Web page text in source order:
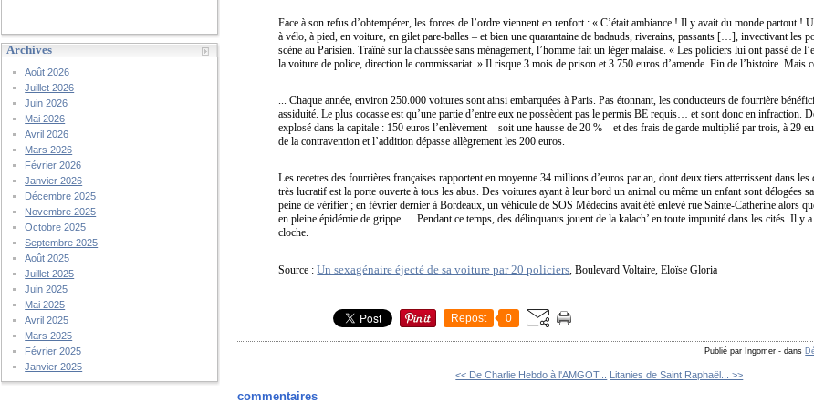
Archives
Août 2026
Juillet 2026
Juin 2026
Mai 2026
Avril 2026
Mars 2026
Février 2026
Janvier 2026
Décembre 2025
Novembre 2025
Octobre 2025
Septembre 2025
Août 2025
Juillet 2025
Juin 2025
Mai 2025
Avril 2025
Mars 2025
Février 2025
Janvier 2025
Face à son refus d’obtempérer, les forces de l’ordre viennent en renfort : « C’était ambiance ! Il y avait du monde partout !
à vélo, à pied, en voiture, en gilet pare-balles – et bien une quarantaine de badauds, riverains, passants […], invectivant les
scène au Parisien. Traîné sur la chaussée sans ménagement, l’homme fait un léger malaise. « Les policiers lui ont passé de
la voiture de police, direction le commissariat. » Il risque 3 mois de prison et 3.750 euros d’amende. Fin de l’histoire. Mais
... Chaque année, environ 250.000 voitures sont ainsi embarquées à Paris. Pas étonnant, les conducteurs de fourrière
assiduité. Le plus cocasse est qu’une partie d’entre eux ne possèdent pas le permis BE requis… et sont donc en infraction.
explosé dans la capitale : 150 euros l’enlèvement – soit une hausse de 20 % – et des frais de garde multiplié par trois, à 29
de la contravention et l’addition dépasse allègrement les 200 euros.
Les recettes des fourrières françaises rapportent en moyenne 34 millions d’euros par an, dont deux tiers atterrissent dans les
très lucratif est la porte ouverte à tous les abus. Des voitures ayant à leur bord un animal ou même un enfant sont délogées
peine de vérifier ; en février dernier à Bordeaux, un véhicule de SOS Médecins avait été enlevé rue Sainte-Catherine alors
en pleine épidémie de grippe. ... Pendant ce temps, des délinquants jouent de la kalach’ en toute impunité dans les cités. Il y
cloche.
Source :Un sexagénaire éjecté de sa voiture par 20 policiers , Boulevard Voltaire, Eloïse Gloria
Repost 0
Publié par Ingomer - dans
<< De Charlie Hebdo à l'AMGOT... Litanies de Saint Raphaël... >>
commentaires